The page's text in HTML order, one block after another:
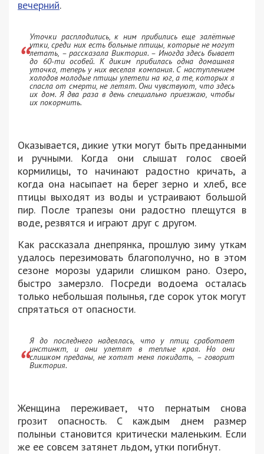
вечерний.
Уточки расплодились, к ним прибились еще залётные
утки, среди них есть больные птицы, которые не могут
летать, – рассказала Виктория. – Иногда здесь бывает
до 60-ти особей. К диким прибилась одна домашняя
уточка, теперь у них веселая компания. С наступлением
холодов молодые птицы улетели на юг, а те, которых я
спасла от смерти, не летят. Они чувствуют, что здесь
их дом. Я два раза в день специально приезжаю, чтобы
их покормить.
Оказывается, дикие утки могут быть преданными
и ручными. Когда они слышат голос своей
кормилицы, то начинают радостно кричать, а
когда она насыпает на берег зерно и хлеб, все
птицы выходят из воды и устраивают большой
пир. После трапезы они радостно плещутся в
воде, резвятся и играют друг с другом.
Как рассказала днепрянка, прошлую зиму уткам
удалось перезимовать благополучно, но в этом
сезоне морозы ударили слишком рано. Озеро,
быстро замерзло. Посреди водоема осталась
только небольшая полынья, где сорок уток могут
спрятаться от опасности.
Я до последнего надеялась, что у птиц сработает
инстинкт, и они улетят в теплые края. Но они
слишком преданы, не хотят меня покидать, – говорит
Виктория.
Женщина переживает, что пернатым снова
грозит опасность. С каждым днем размер
полыньи становится критически маленьким. Если
же ее совсем затянет льдом, утки погибнут.